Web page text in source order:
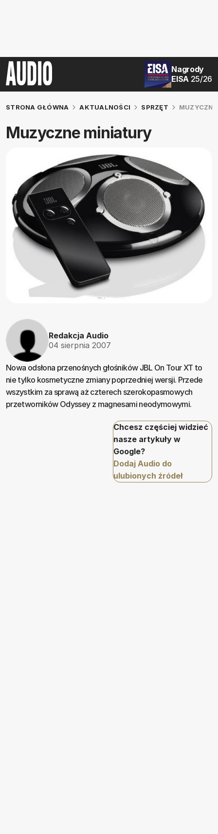
Nagrody
EISA 25/26
STRONA GŁÓWNA AKTUALNOŚCI SPRZĘT
Muzyczne miniatury
Redakcja Audio
04 sierpnia 2007
Nowa odsłona przenośnych głośników JBL On Tour XT to
nie tylko kosmetyczne zmiany poprzedniej wersji. Przede
wszystkim za sprawą aż czterech szerokopasmowych
przetworników Odyssey z magnesami neodymowymi.
Chcesz częściej widzieć
nasze artykuły w
Google?
Dodaj Audio do
ulubionych źródeł